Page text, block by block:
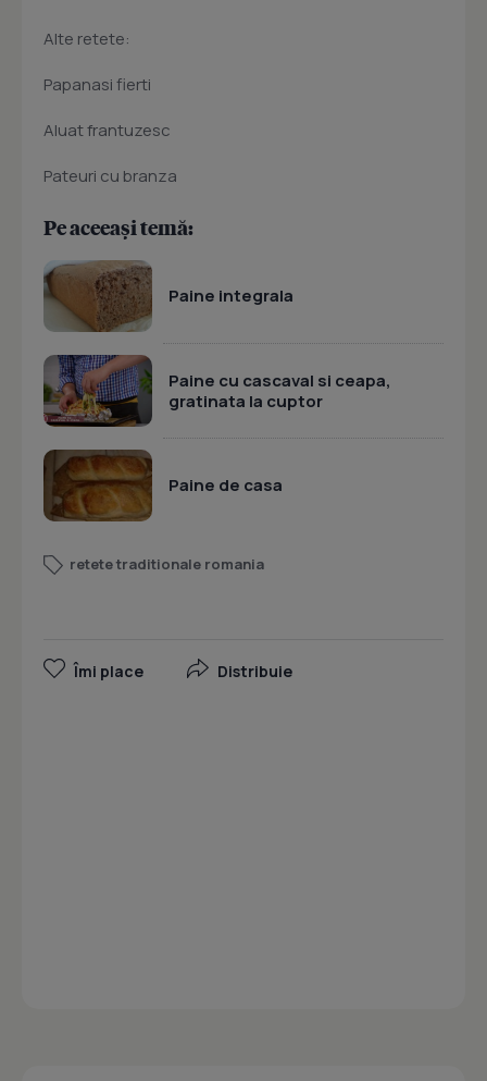
Alte retete:
Papanasi fierti
Aluat frantuzesc
Pateuri cu branza
Pe aceeași temă:
Paine integrala
Paine cu cascaval si ceapa,
gratinata la cuptor
Paine de casa
retete traditionale romania
Îmi place Distribuie